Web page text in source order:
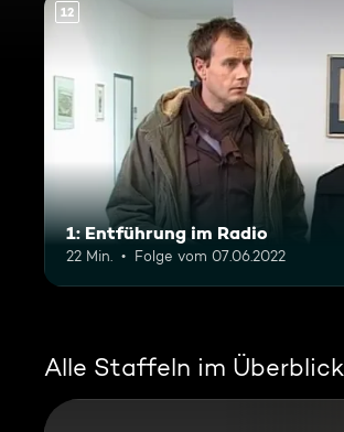
12
1: Entführung im Radio
22 Min. Folge vom 07.06.2022
Alle Staffeln im Überblick